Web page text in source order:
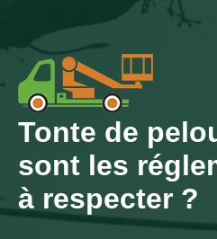
Tonte de
sont les
à respecter ?